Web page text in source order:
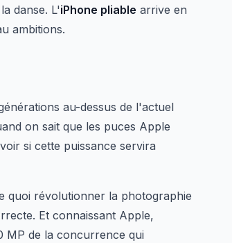
danse. L'iPhone pliable arrive en
ambitions.
au-dessus de l'actuel
on sait que les puces Apple
si cette puissance servira
quoi révolutionner la photographie
Et connaissant Apple,
MP de la concurrence qui